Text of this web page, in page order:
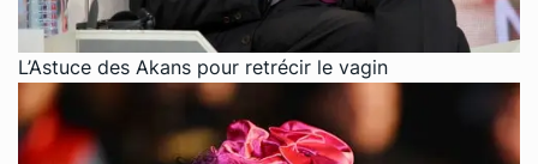
L’Astuce des Akans pour retrécir le vagin